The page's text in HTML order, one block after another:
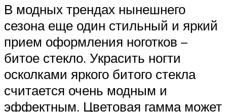
В модных трендах нынешнего
сезона еще один стильный и яркий
прием оформления ноготков –
битое стекло. Украсить ногти
осколками яркого битого стекла
считается очень модным и
эффектным. Цветовая гамма может